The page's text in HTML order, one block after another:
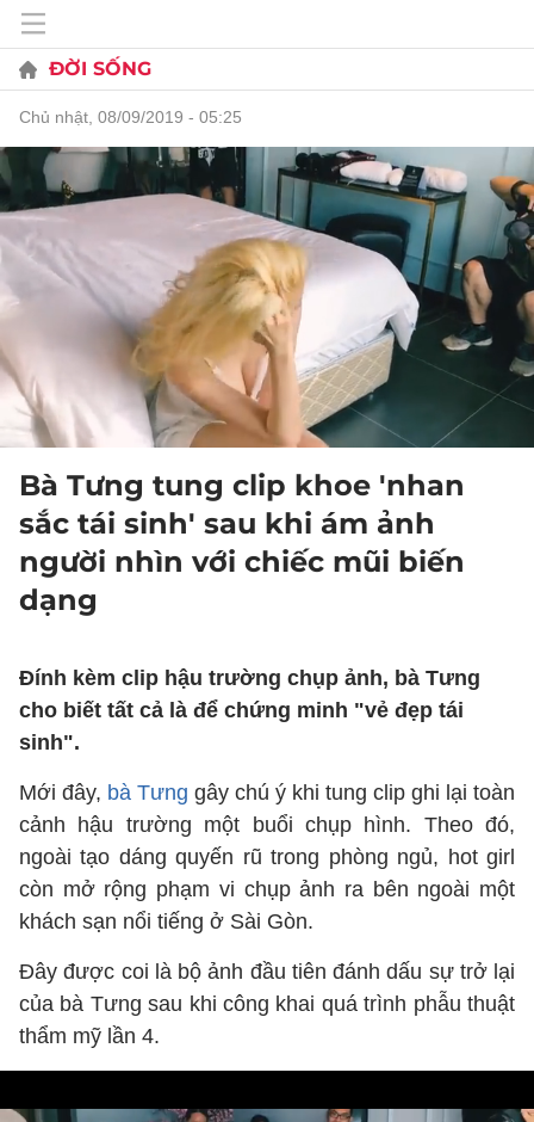
ĐỜI SỐNG
chủ nhật, 08/09/2019 - 05:25
Bà Tưng tung clip khoe 'nhan
sắc tái sinh' sau khi ám ảnh
người nhìn với chiếc mũi biến
dạng
Đính kèm clip hậu trường chụp ảnh, bà Tưng
cho biết tất cả là để chứng minh "vẻ đẹp tái
sinh".
Mới đây, bà Tưng gây chú ý khi tung clip ghi lại toàn
cảnh hậu trường một buổi chụp hình. Theo đó,
ngoài tạo dáng quyến rũ trong phòng ngủ, hot girl
còn mở rộng phạm vi chụp ảnh ra bên ngoài một
khách sạn nổi tiếng ở Sài Gòn.
Đây được coi là bộ ảnh đầu tiên đánh dấu sự trở lại
của bà Tưng sau khi công khai quá trình phẫu thuật
thẩm mỹ lần 4.